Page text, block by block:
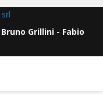
Bruno Grillini - Fabio